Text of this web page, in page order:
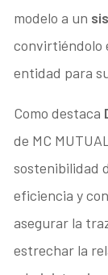
modelo a un
convirtiéndolo
entidad para
Como destaca
de MC
sostenibilidad
eficiencia y
asegurar la
estrechar la